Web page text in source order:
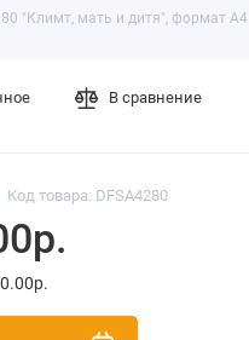
"Климт, мать и дитя", формат А4
Код товара: DFSA4280
В сравнение